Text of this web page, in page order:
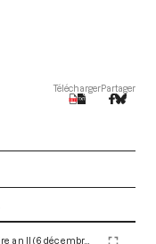
TéléchargerPartager
Tome LXXXI - Du 16 frimaire au 29 frimaire an II (6 décembre au 19 décembre 1793)